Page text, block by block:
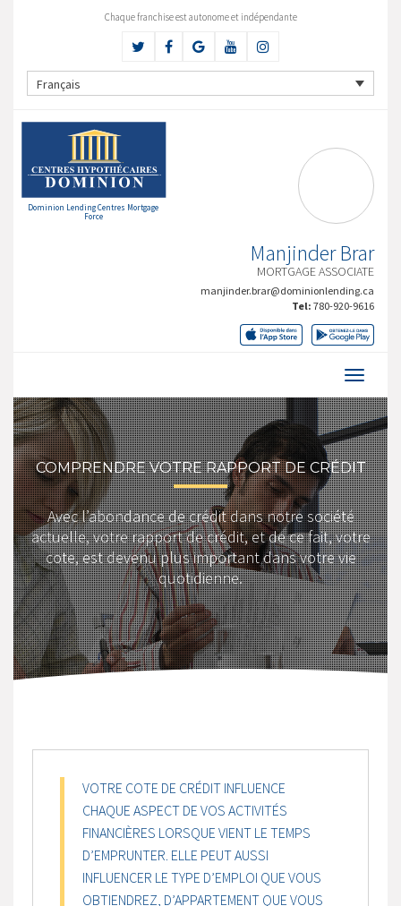
Chaque franchise est autonome et indépendante
Français
Dominion Lending Centres Mortgage
Force
Manjinder Brar
MORTGAGE ASSOCIATE
manjinder.brar@dominionlending.ca
Tel: 780-920-9616
COMPRENDRE VOTRE RAPPORT DE CRÉDIT
Avec l’abondance de crédit dans notre société
actuelle, votre rapport de crédit, et de ce fait, votre
cote, est devenu plus important dans votre vie
quotidienne.
VOTRE COTE DE CRÉDIT INFLUENCE
CHAQUE ASPECT DE VOS ACTIVITÉS
FINANCIÈRES LORSQUE VIENT LE TEMPS
D’EMPRUNTER. ELLE PEUT AUSSI
INFLUENCER LE TYPE D’EMPLOI QUE VOUS
OBTIENDREZ, D’APPARTEMENT QUE VOUS